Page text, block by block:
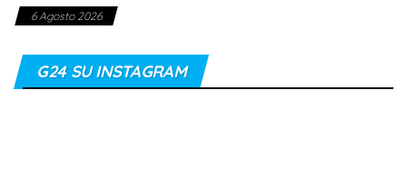
6 Agosto 2026
G24 SU INSTAGRAM